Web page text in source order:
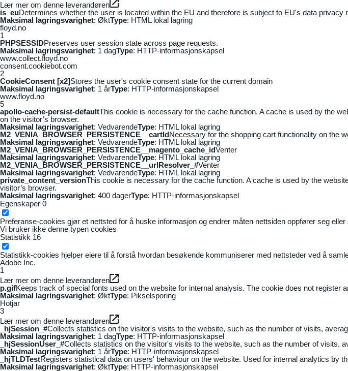
Lær mer om denne leverandøren
is_euDetermines whether the user is located within the EU and therefore is subject to EU's data privacy
Maksimal lagringsvarighet: ØktType: HTML lokal lagring
floyd.no
1
PHPSESSIDPreserves user session state across page requests.
Maksimal lagringsvarighet: 1 dagType: HTTP-informasjonskapsel
www.collect.floyd.no
consent.cookiebot.com
2
CookieConsent [x2]Stores the user's cookie consent state for the current domain
Maksimal lagringsvarighet: 1 årType: HTTP-informasjonskapsel
www.floyd.no
5
apollo-cache-persist-defaultThis cookie is necessary for the cache function. A cache is used by the
on the visitor’s browser.
Maksimal lagringsvarighet: VedvarendeType: HTML lokal lagring
M2_VENIA_BROWSER_PERSISTENCE__cartIdNecessary for the shopping cart functionality on the
Maksimal lagringsvarighet: VedvarendeType: HTML lokal lagring
M2_VENIA_BROWSER_PERSISTENCE__magento_cache_idVenter
Maksimal lagringsvarighet: VedvarendeType: HTML lokal lagring
M2_VENIA_BROWSER_PERSISTENCE__urlResolver_#Venter
Maksimal lagringsvarighet: VedvarendeType: HTML lokal lagring
private_content_versionThis cookie is necessary for the cache function. A cache is used by the
visitor’s browser.
Maksimal lagringsvarighet: 400 dagerType: HTTP-informasjonskapsel
Egenskaper 0
Preferanse-cookies gjør et nettsted for å huske informasjon og endrer måten nettsiden oppfører seg
Vi bruker ikke denne typen cookies
Statistikk 16
Statistikk-cookies hjelper eiere til å forstå hvordan besøkende kommuniserer med nettsteder ved å
Adobe Inc.
1
Lær mer om denne leverandøren
p.gifKeeps track of special fonts used on the website for internal analysis. The cookie does not register
Maksimal lagringsvarighet: ØktType: Pikselsporing
Hotjar
3
Lær mer om denne leverandøren
_hjSession_#Collects statistics on the visitor's visits to the website, such as the number of visits,
Maksimal lagringsvarighet: 1 dagType: HTTP-informasjonskapsel
_hjSessionUser_#Collects statistics on the visitor's visits to the website, such as the number of visits,
Maksimal lagringsvarighet: 1 årType: HTTP-informasjonskapsel
_hjTLDTestRegisters statistical data on users' behaviour on the website. Used for internal analytics by
Maksimal lagringsvarighet: ØktType: HTTP-informasjonskapsel